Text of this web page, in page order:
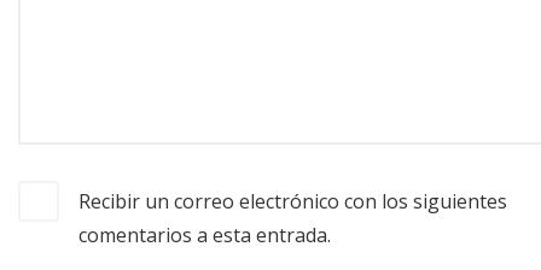
Recibir un correo electrónico con los siguientes
comentarios a esta entrada.